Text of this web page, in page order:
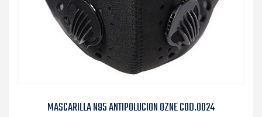
MASCARILLA N95 ANTIPOLUCION OZNE COD.0024